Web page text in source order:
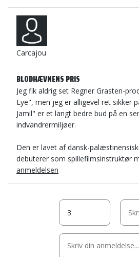
Carcajou
BLODHÆVNENS PRIS
Jeg fik aldrig set Regner Grasten-
Eye", men jeg er alligevel ret sikker
Jamil" er et langt bedre bud på en
indvandrermiljøer.
Den er lavet af dansk-
debuterer som spillefilmsinstruktør
anmeldelsen